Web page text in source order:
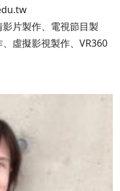
片製作、電視節目製
虛擬影視製作、VR360